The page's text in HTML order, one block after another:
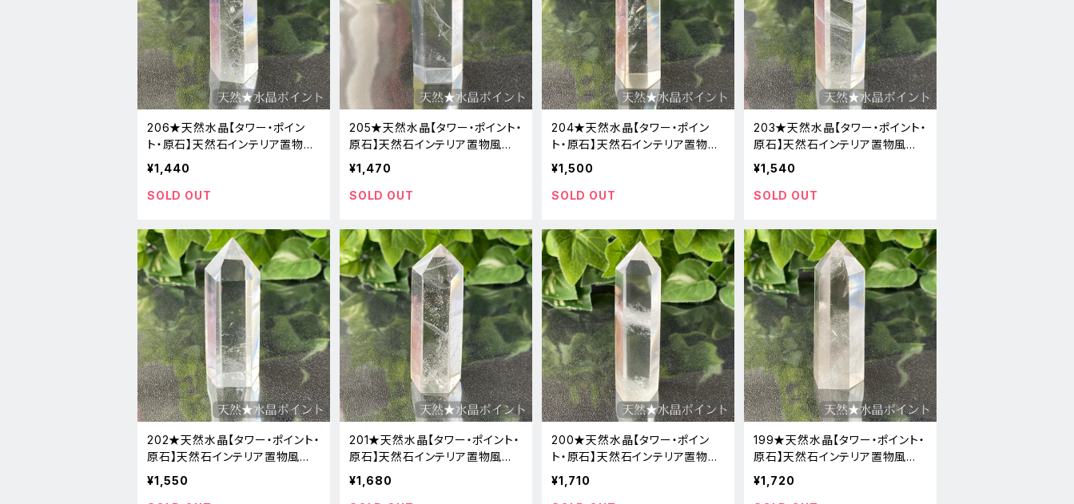
206★天然水晶【タワー・ポイン
ト・原石】天然石インテリア置物風
水新品
¥1,440
SOLD OUT
205★天然水晶【タワー・ポイント・
原石】天然石インテリア置物風水
新品
¥1,470
SOLD OUT
204★天然水晶【タワー・ポイン
ト・原石】天然石インテリア置物風
水新品
¥1,500
SOLD OUT
203★天然水晶【タワー・ポイント・
原石】天然石インテリア置物風水
新品
¥1,540
SOLD OUT
202★天然水晶【タワー・ポイント・
原石】天然石インテリア置物風水
新品
¥1,550
201★天然水晶【タワー・ポイント・
原石】天然石インテリア置物風水
新品
¥1,680
200★天然水晶【タワー・ポイン
ト・原石】天然石インテリア置物風
水新品
¥1,710
199★天然水晶【タワー・ポイント・
原石】天然石インテリア置物風水
新品
¥1,720